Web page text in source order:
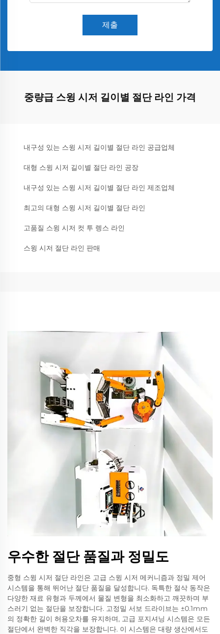
제출
중량급 스윙 시저 길이별 절단 라인 가격
내구성 있는 스윙 시저 길이별 절단 라인 공급업체
대형 스윙 시저 길이별 절단 라인 공장
내구성 있는 스윙 시저 길이별 절단 라인 제조업체
최고의 대형 스윙 시저 길이별 절단 라인
고품질 스윙 시저 컷 투 렝스 라인
스윙 시저 절단 라인 판매
우수한 절단 품질과 정밀도
중형 스윙 시저 절단 라인은 고급 스윙 시저 메커니즘과 정밀 제어
시스템을 통해 뛰어난 절단 품질을 달성합니다. 독특한 절삭 동작은
다양한 재료 유형과 두께에서 물질 변형을 최소화하고 깨끗하며 부
스러기 없는 절단을 보장합니다. 고정밀 서보 드라이브는 ±0.1mm
의 정확한 길이 허용오차를 유지하며, 고급 포지셔닝 시스템은 모든
절단에서 완벽한 직각을 보장합니다. 이 시스템은 대량 생산에서도